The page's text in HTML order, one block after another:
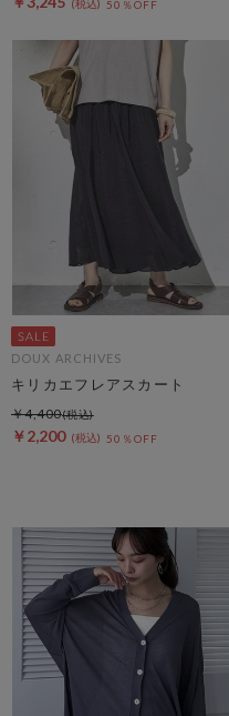
50％OFF
DOUX ARCHIVES
キリカエフレアスカート
￥2,200 50％OFF
￥4,400